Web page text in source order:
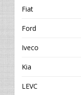
Fiat
Ford
Iveco
Kia
LEVC